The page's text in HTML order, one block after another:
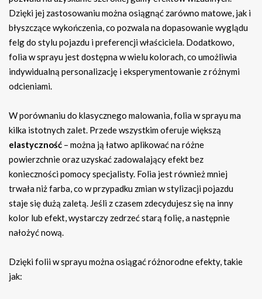
Dzięki jej zastosowaniu można osiągnąć zarówno matowe, jak i
błyszczące wykończenia, co pozwala na dopasowanie wyglądu
felg do stylu pojazdu i preferencji właściciela. Dodatkowo,
folia w sprayu jest dostępna w wielu kolorach, co umożliwia
indywidualną personalizację i eksperymentowanie z różnymi
odcieniami.
W porównaniu do klasycznego malowania, folia w sprayu ma
kilka istotnych zalet. Przede wszystkim oferuje większą
elastyczność – można ją łatwo aplikować na różne
powierzchnie oraz uzyskać zadowalający efekt bez
konieczności pomocy specjalisty. Folia jest również mniej
trwała niż farba, co w przypadku zmian w stylizacji pojazdu
staje się dużą zaletą. Jeśli z czasem zdecydujesz się na inny
kolor lub efekt, wystarczy zedrzeć starą folię, a następnie
nałożyć nową.
Dzięki folii w sprayu można osiągać różnorodne efekty, takie
jak: